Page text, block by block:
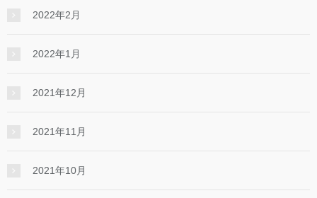
2022年2月
2022年1月
2021年12月
2021年11月
2021年10月